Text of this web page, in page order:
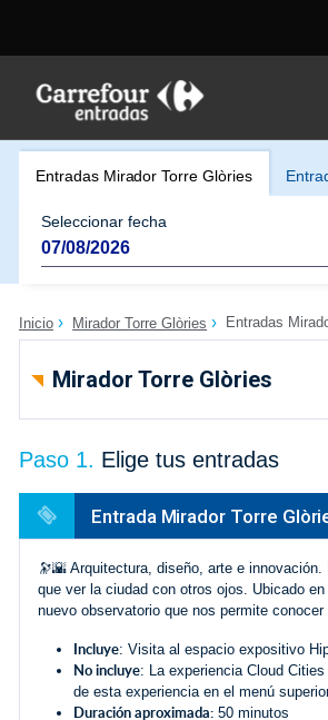
Entradas Mirador Torre Glòries
Seleccionar fecha
Inicio Mirador Torre Glòries Entradas
Mirador Torre Glòries
Paso 1. Elige tus entradas
Entrada Mirador Torre
🔭🌇 Arquitectura, diseño, arte e
que ver la ciudad con otros ojos. Ubicado
nuevo observatorio que nos permite
Incluye: Visita al espacio expositivo
No incluye: La experiencia Cloud
de esta experiencia en el menú
Duración aproximada: 50 minutos